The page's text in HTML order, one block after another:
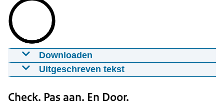
Downloaden
Publiekscampagne najaar 2025
Download
Uitgeschreven tekst
veel regelen.
Check. Pas aan. En Door.